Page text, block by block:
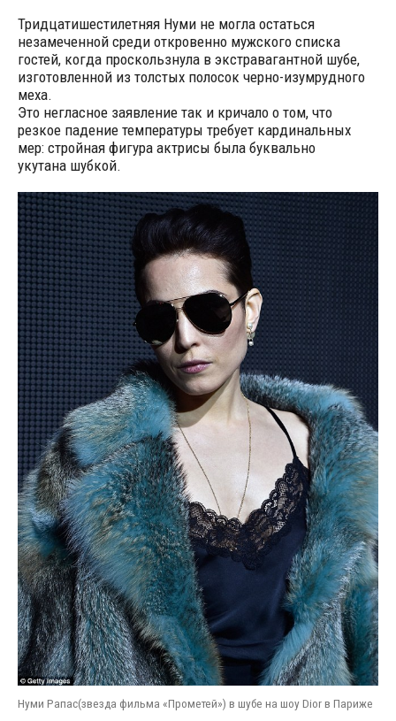
Тридцатишестилетняя Нуми не могла остаться
незамеченной среди откровенно мужского списка
гостей, когда проскользнула в экстравагантной шубе,
изготовленной из толстых полосок черно-изумрудного
меха.
Это негласное заявление так и кричало о том, что
резкое падение температуры требует кардинальных
мер: стройная фигура актрисы была буквально
укутана шубкой.
Нуми Рапас(звезда фильма «Прометей») в шубе на шоу Dior в Париже